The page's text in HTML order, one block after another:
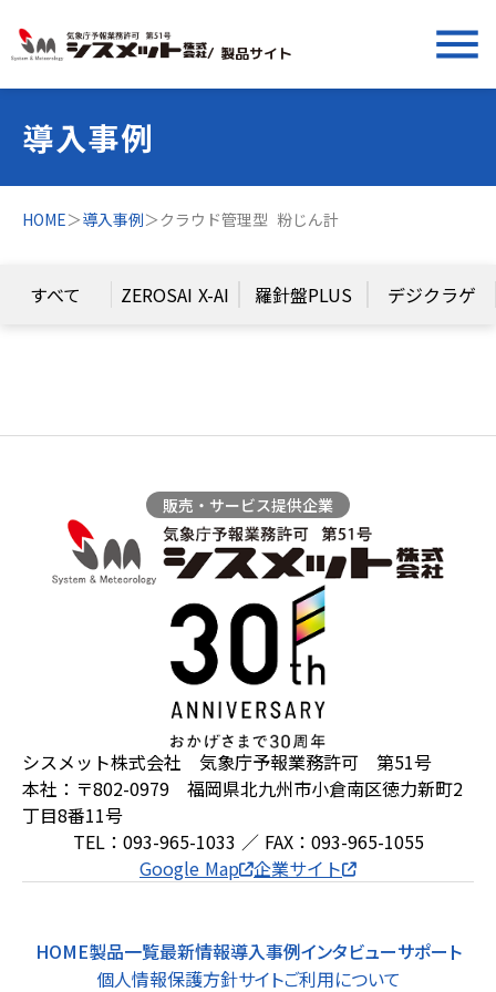
/ 製品サイト menu
導入事例
HOME＞導入事例＞クラウド管理型 粉じん計
すべて ZEROSAI X-AI 羅針盤PLUS デジクラゲ
販売・サービス提供企業
シスメット株式会社 気象庁予報業務許可 第51号
本社：〒802-0979 福岡県北九州市小倉南区徳力新町2
丁目8番11号
TEL：093-965-1033 ／ FAX：093-965-1055
Google Map 企業サイト
HOME製品一覧最新情報導入事例インタビューサポート
個人情報保護方針サイトご利用について